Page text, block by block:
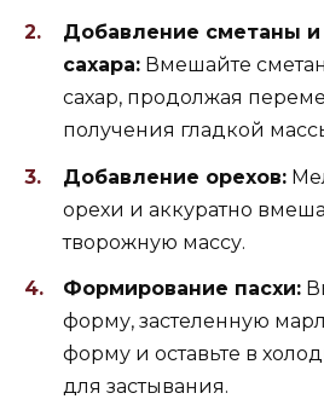
Добавление сметаны и
сахара: Вмешайте
сахар, продолжая
получения гладкой
Добавление орехов:
орехи и аккуратно
творожную массу.
Формирование пасхи:
форму, застеленную
форму и оставьте в
для застывания.